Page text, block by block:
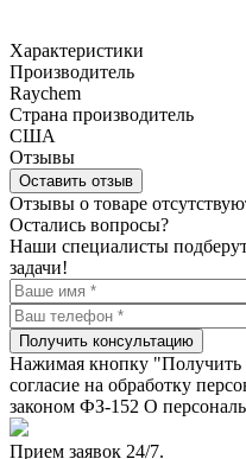
Характеристики
Производитель
Raychem
Страна производитель
США
Отзывы
Оставить отзыв
Отзывы о товаре
Остались вопросы?
Наши специалисты
задачи!
Получить консультацию
Нажимая кнопку "Получить
согласие на обработку
законом ФЗ-152 О
Прием заявок 24/7.